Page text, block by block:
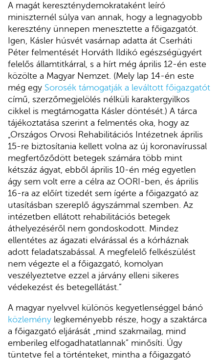
A magát kereszténydemokrataként leíró
miniszternél súlya van annak, hogy a legnagyobb
keresztény ünnepen menesztette a főigazgatót.
Igen, Kásler húsvét vasárnap adatta át Cserháti
Péter felmentését Horváth Ildikó egészségügyért
felelős államtitkárral, s a hírt még április 12-én este
közölte a Magyar Nemzet. (Mely lap 14-én este
még egy Sorosék támogatják a leváltott főigazgatót
című, szerzőmegjelölés nélküli karaktergyilkos
cikkel is megtámogatta Kásler döntését.) A tárca
tájékoztatása szerint a felmentés oka, hogy az
„Országos Orvosi Rehabilitációs Intézetnek április
15-re biztosítania kellett volna az új koronavírussal
megfertőződött betegek számára több mint
kétszáz ágyat, ebből április 10-én még egyetlen
ágy sem volt erre a célra az OORI-ben, és április
16-ra az előírt tizedét sem ígérte a főigazgató az
utasításban szereplő ágyszámmal szemben. Az
intézetben ellátott rehabilitációs betegek
áthelyezéséről nem gondoskodott. Mindez
ellentétes az ágazati elvárással és a kórháznak
adott feladatszabással. A megfelelő felkészülést
nem végezte el a főigazgató, komolyan
veszélyeztetve ezzel a járvány elleni sikeres
védekezést és betegellátást.”
A magyar nyelvvel különös kegyetlenséggel bánó
közlemény legkeményebb része, hogy a szaktárca
a főigazgató eljárását „mind szakmailag, mind
emberileg elfogadhatatlannak” minősíti. Úgy
tüntetve fel a történteket, mintha a főigazgató